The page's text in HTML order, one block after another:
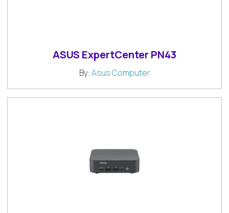
ASUS ExpertCenter PN43
By:Asus Computer